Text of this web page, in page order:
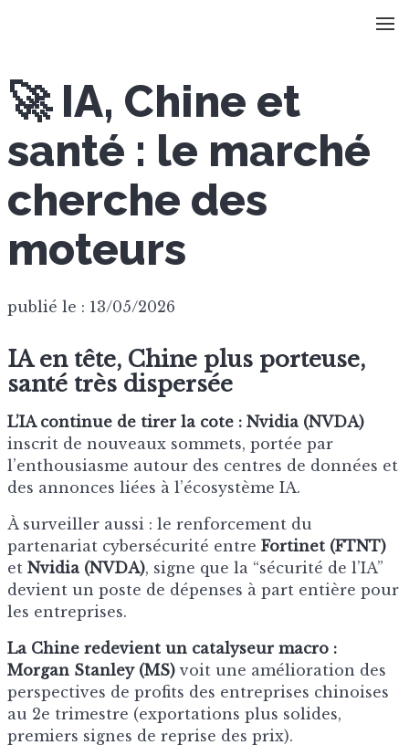
🚀 IA, Chine et
santé : le marché
cherche des
moteurs
publié le : 13/05/2026
IA en tête, Chine plus porteuse,
santé très dispersée
L’IA continue de tirer la cote : Nvidia (NVDA)
inscrit de nouveaux sommets, portée par
l’enthousiasme autour des centres de données et
des annonces liées à l’écosystème IA.
À surveiller aussi : le renforcement du
partenariat cybersécurité entre Fortinet (FTNT)
et Nvidia (NVDA), signe que la “sécurité de l’IA”
devient un poste de dépenses à part entière pour
les entreprises.
La Chine redevient un catalyseur macro :
Morgan Stanley (MS) voit une amélioration des
perspectives de profits des entreprises chinoises
au 2e trimestre (exportations plus solides,
premiers signes de reprise des prix).